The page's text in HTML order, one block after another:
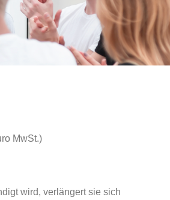
MwSt.)
wird, verlängert sie sich